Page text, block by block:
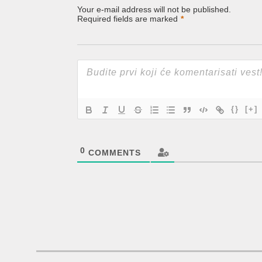
Your e-mail address will not be published.
Required fields are marked *
{} [+]
0 COMMENTS